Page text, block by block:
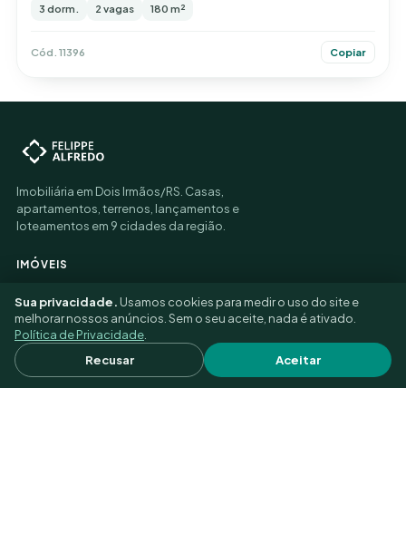
3 dorm. 2 vagas 180 m²
Cód. 11396 Copiar
Imobiliária em Dois Irmãos/RS. Casas,
apartamentos, terrenos, lançamentos e
loteamentos em 9 cidades da região.
IMÓVEIS
Apartamentos à venda
Terrenos à venda
Imóveis para alugar
Como alugar
Índices de reajuste
Sua privacidade. Usamos cookies para medir o uso do site e
melhorar nossos anúncios. Sem o seu aceite, nada é ativado.
Política de Privacidade
Recusar
Aceitar